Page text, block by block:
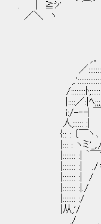
. | ≧ｼ' ｀ ⌒´
／＼ ヽ
,.． ----
／
,.'::::::::::::::::::::
/::::::::ﾄ;:::::｀､
|::::／:|ﾍ
i:/-‐┤￣r´/
人;::::: :|
{:: : ｛￣ヽ
|::: : ヽミ
|::::::: :| ｀￣ﾞ
|::::::: :| ./＝＝
|::::::: :| /
|:::::::
|:::::::
|从,'/
./ .,ｲ